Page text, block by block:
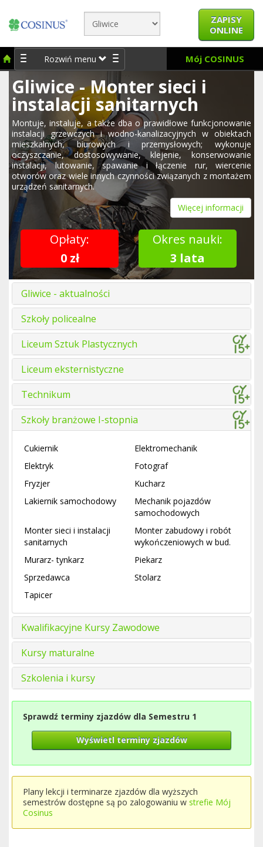
ZAPISY
ONLINE
Rozwiń menu Mój COSINUS
Gliwice - Monter sieci i
instalacji sanitarnych
Montuje, instaluje, a także dba o prawidłowe funkcjonowanie
instalacji grzewczych i wodno-kanalizacyjnych w obiektach
mieszkalnych, biurowych i przemysłowych; wykonuje
oczyszczanie, dostosowywanie, klejenie, konserwowanie
instalacji, lutowanie, spawanie i łączenie rur, wiercenie
otworów oraz wiele innych czynności związanych z montażem
urządzeń sanitarnych.
Więcej informacji
Opłaty:
0 zł
Okres nauki:
3 lata
Gliwice - aktualności
Szkoły policealne
Liceum Sztuk Plastycznych
Liceum eksternistyczne
Technikum
Szkoły branżowe I-stopnia
Cukiernik
Elektromechanik
Elektryk
Fotograf
Fryzjer
Kucharz
Lakiernik samochodowy
Mechanik pojazdów
samochodowych
Monter sieci i instalacji
sanitarnych
Monter zabudowy i robót
wykończeniowych w bud.
Murarz- tynkarz
Piekarz
Sprzedawca
Stolarz
Tapicer
Kwalifikacyjne Kursy Zawodowe
Kursy maturalne
Szkolenia i kursy
Sprawdź terminy zjazdów dla Semestru 1
Wyświetl terminy zjazdów
Plany lekcji i terminarze zjazdów dla wyższych
semestrów dostępne są po zalogowaniu w strefie Mój
Cosinus